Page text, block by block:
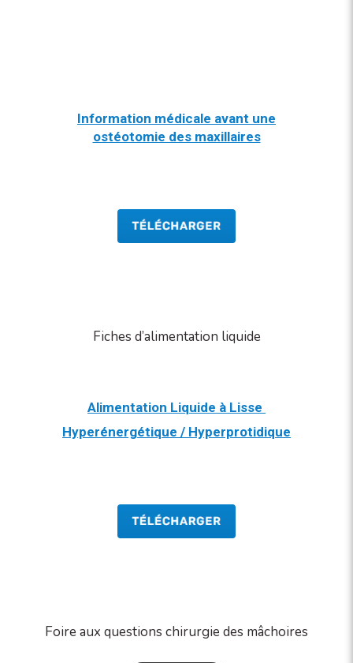
Information médicale avant une
ostéotomie des maxillaires
Fiches d’alimentation liquide
Alimentation Liquide à Lisse
Hyperénergétique / Hyperprotidique
Foire aux questions chirurgie des mâchoires